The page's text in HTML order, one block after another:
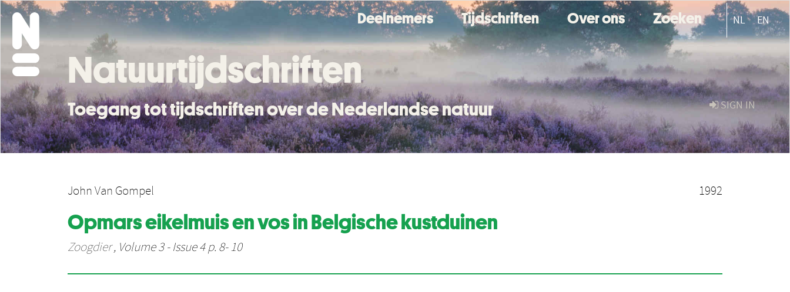
Deelnemers Tijdschriften Over ons Zoeken NL EN
SIGN IN
Natuurtijdschriften
Toegang tot tijdschriften over de Nederlandse natuur
John Van Gompel 1992
Opmars eikelmuis en vos in Belgische kustduinen
Zoogdier, Volume 3 - Issue 4 p. 8- 10